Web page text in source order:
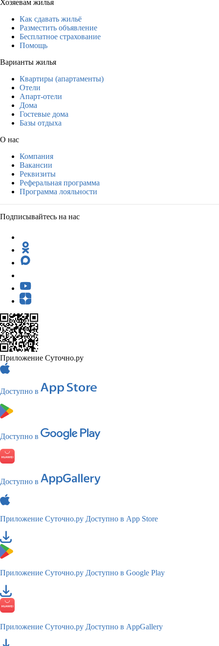
Хозяевам жилья
Как сдавать жильё
Разместить объявление
Бесплатное страхование
Помощь
Варианты жилья
Квартиры (апартаменты)
Отели
Апарт-отели
Дома
Гостевые дома
Базы отдыха
О нас
Компания
Вакансии
Реквизиты
Реферальная программа
Программа лояльности
Подписывайтесь на нас
Приложение Суточно.ру
Доступно в
Доступно в
Доступно в
Приложение Суточно.ру Доступно в App Store
Приложение Суточно.ру Доступно в Google Play
Приложение Суточно.ру Доступно в AppGallery